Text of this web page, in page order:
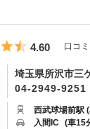
5つ星のうち
4.60 口コミ
埼玉県所沢市三
04-2949-9251
西武球場前駅
入間IC (車15